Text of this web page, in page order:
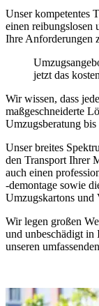
Unser kompetentes
einen reibungslosen
Ihre Anforderungen
jetzt das
Wir wissen, dass
maßgeschneiderte
Umzugsberatung
Unser breites
den Transport Ihrer
auch einen
-demontage sowie
Umzugskartons und
Wir legen großen
und unbeschädigt in
unseren